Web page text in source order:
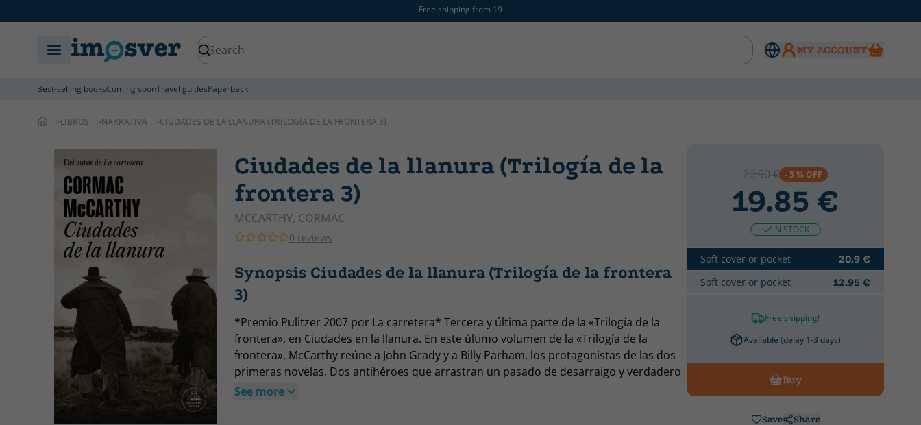
Free shipping from 19
MY ACCOUNT
Best-selling booksComing soonTravel guidesPaperback
LIBROS NARRATIVA CIUDADES DE LA LLANURA (TRILOGÍA DE LA FRONTERA 3)
Ciudades de la llanura (Trilogía de la
frontera 3)
MCCARTHY, CORMAC
0 reviews
Synopsis Ciudades de la llanura (Trilogía de la frontera
3)
*Premio Pulitzer 2007 por La carretera* Tercera y última parte de la «Trilogía de la
frontera», en Ciudades en la llanura. En este último volumen de la «Trilogía de la
frontera», McCarthy reúne a John Grady y a Billy Parham, los protagonistas de las dos
primeras novelas. Dos antihéroes que arrastran un pasado de desarraigo y verdadero
exilio interior en un mundo en el que su forma de vida, individualista e independiente,
See more
20.90 € - 5 % OFF
19.85 €
IN STOCK
Soft cover or pocket 20.9 €
Soft cover or pocket 12.95 €
Free shipping!
Available (delay 1-3 days)
Buy
Save Share